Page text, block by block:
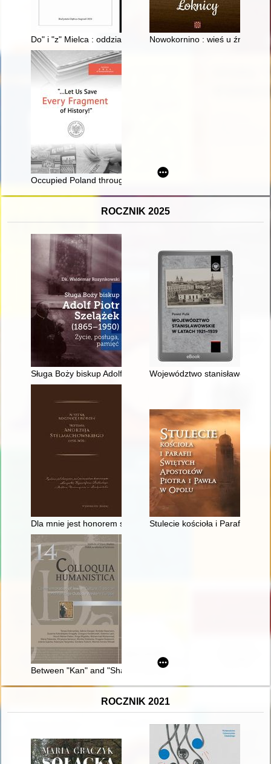
Do" i "z" Mielca : oddziaływanie ruchu ludności na sferę
Nowokornino : wieś u źródeł
Occupied Poland through the lens of Wehrmacht second
ROCZNIK 2025
Sługa Boży biskup Adolf Piotr Szelążek (1865-1950) : życie,
Województwo stanisławowskie
Dla mnie jest honorem służyć Kościołowi" : związki Profesora
Stulecie kościoła i Parafii
Between "Kan" and "Sham" : commemorative materiality of
ROCZNIK 2021